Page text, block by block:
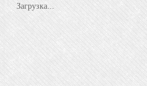
Загрузка...